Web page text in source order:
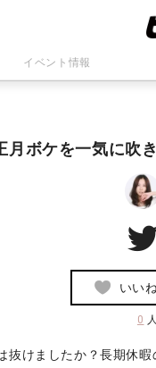
イベント情報
月ボケを一気に吹
いい
0
抜けましたか？長期休